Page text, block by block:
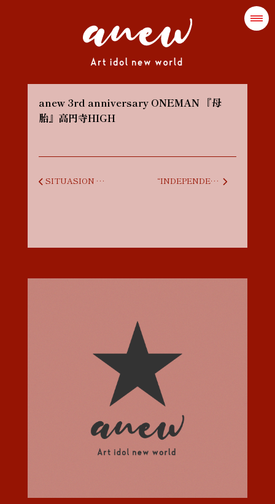
anew 3rd anniversary ONEMAN 『母
胎』高円寺HIGH
投稿ナビゲーション
SITUASION TOUR 2025 “KANKEI” in SENDAI “INDEPENDENT”RELEASE MINI TOUR FINAL